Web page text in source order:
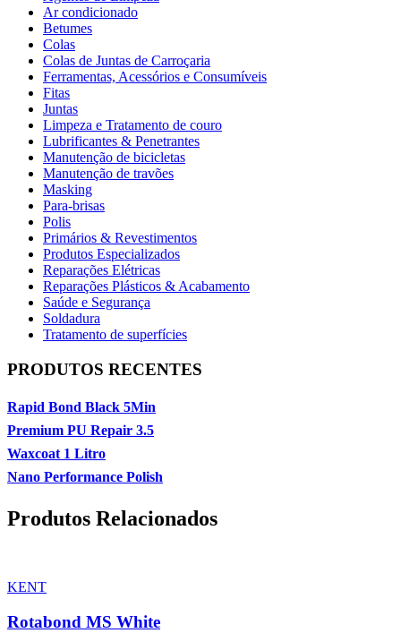
Ar condicionado
Betumes
Colas
Colas de Juntas de Carroçaria
Ferramentas, Acessórios e Consumíveis
Fitas
Juntas
Limpeza e Tratamento de couro
Lubrificantes & Penetrantes
Manutenção de bicicletas
Manutenção de travões
Masking
Para-brisas
Polis
Primários & Revestimentos
Produtos Especializados
Reparações Elétricas
Reparações Plásticos & Acabamento
Saúde e Segurança
Soldadura
Tratamento de superfícies
PRODUTOS RECENTES
Rapid Bond Black 5Min
Premium PU Repair 3.5
Waxcoat 1 Litro
Nano Performance Polish
Produtos Relacionados
KENT
Rotabond MS White